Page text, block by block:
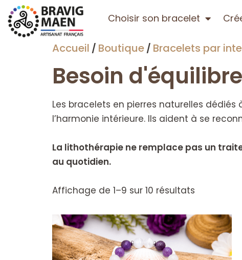
Choisir son bracelet
Accueil / Boutique / Bracelets par
Besoin
Les bracelets en pierres naturelles
l’harmonie intérieure. Ils aident à se
La lithothérapie ne remplace pas un
au quotidien.
Affichage de 1–9 sur 10 résultats